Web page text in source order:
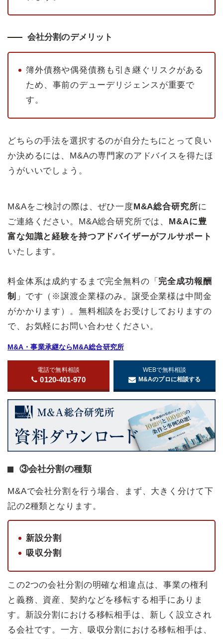
会社分割のデメリット
簿外債務や偶発債務も引き継ぐリスクがある
ため、事前のデューデリジェンスが重要で
す。
どちらの手法を選択するのが自分たちにとって良い
か決めるには、M&Aの専門家のアドバイスを得たほ
うがいいでしょう。
M&Aをご検討の際は、ぜひ一度M&A総合研究所に
ご連絡ください。M&A総合研究所では、 M&Aに豊
富な知識と経験を持つアドバイザーがフルサポート
いたします。
料金体系は成約するまで完全無料の「 完全成功報酬
制 」です（※譲渡企業様のみ。譲受企業様は中間金
がかかります）。無料相談をお受けしておりますの
で、お気軽にお問い合わせください。
M&A・事業承継ならM&A総合研究所
電話で無料相談
0120-401-970
WEBで無料相談
M&Aのプロに相談する
③会社分割の種類
M&Aで会社分割を行う場合、まず、大きく分けて下
記の2種類となります。
新設分割
吸収分割
この2つの会社分割の明確な相違点は、事業の権利
と義務、資産、契約などを移転する相手にありま
す。新設分割における移転相手は、新しく設立され
る会社です。一方、吸収分割における移転相手は、